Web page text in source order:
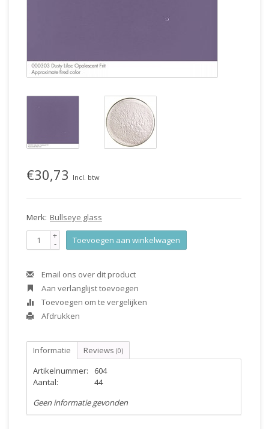
€30,73 Incl. btw
Merk: Bullseye glass
+
- Toevoegen aan winkelwagen
Email ons over dit product
Aan verlanglijst toevoegen
Toevoegen om te vergelijken
Afdrukken
Informatie Reviews (0)
Artikelnummer:
604
Aantal:
44
Geen informatie gevonden